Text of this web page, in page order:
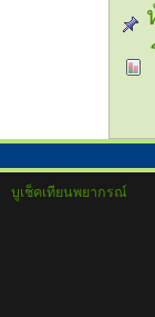
บูเช็คเทียนพยากรณ์